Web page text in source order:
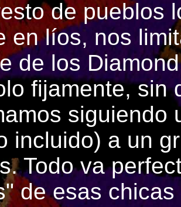
de pueblos
en líos, nos
de los
fijamente, sin
siguiendo
incluido) a un
Todo va
de esas